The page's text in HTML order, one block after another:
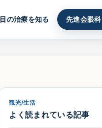
目の治療を知る 先進会眼
観光/生活
よく読まれている記事